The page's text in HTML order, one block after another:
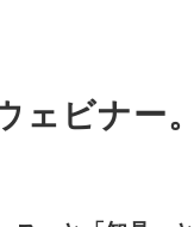
ェビナー